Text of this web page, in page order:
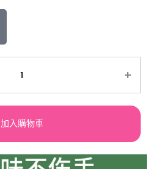
加入購物車